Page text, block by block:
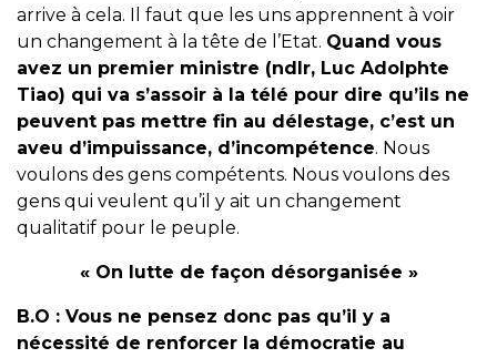
arrive à cela. Il faut que les uns apprennent à voir
un changement à la tête de l’Etat. Quand vous
avez un premier ministre (ndlr, Luc Adolphte
Tiao) qui va s’assoir à la télé pour dire qu’ils ne
peuvent pas mettre fin au délestage, c’est un
aveu d’impuissance, d’incompétence. Nous
voulons des gens compétents. Nous voulons des
gens qui veulent qu’il y ait un changement
qualitatif pour le peuple.
« On lutte de façon désorganisée »
B.O : Vous ne pensez donc pas qu’il y a
nécessité de renforcer la démocratie au